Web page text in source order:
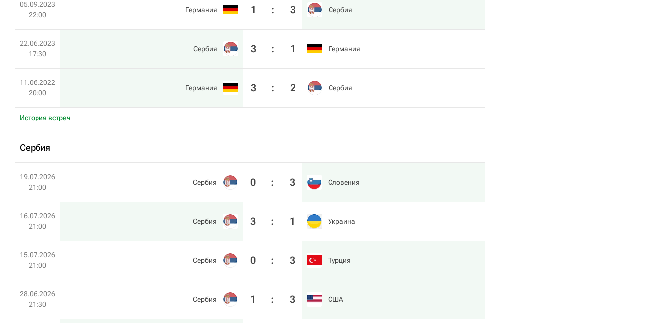
05.09.2023
22:00
Германия 1 : 3 Сербия
22.06.2023
17:30
Сербия 3 : 1 Германия
11.06.2022
20:00
Германия 3 : 2 Сербия
История встреч
Сербия
19.07.2026
21:00
Сербия 0 : 3 Словения
16.07.2026
21:00
Сербия 3 : 1 Украина
15.07.2026
21:00
Сербия 0 : 3 Турция
28.06.2026
21:30
Сербия 1 : 3 США